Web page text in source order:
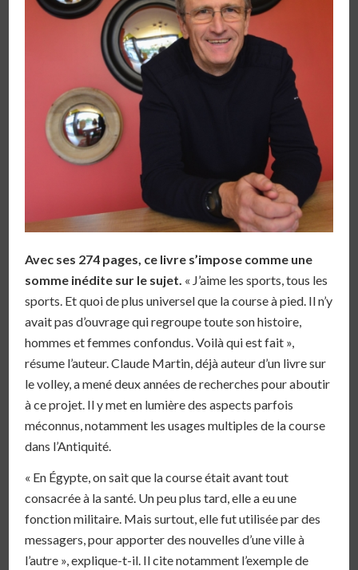
Avec ses 274 pages, ce livre s’impose comme une
somme inédite sur le sujet. « J’aime les sports, tous les
sports. Et quoi de plus universel que la course à pied. Il n’y
avait pas d’ouvrage qui regroupe toute son histoire,
hommes et femmes confondus. Voilà qui est fait »,
résume l’auteur. Claude Martin, déjà auteur d’un livre sur
le volley, a mené deux années de recherches pour aboutir
à ce projet. Il y met en lumière des aspects parfois
méconnus, notamment les usages multiples de la course
dans l’Antiquité.
« En Égypte, on sait que la course était avant tout
consacrée à la santé. Un peu plus tard, elle a eu une
fonction militaire. Mais surtout, elle fut utilisée par des
messagers, pour apporter des nouvelles d’une ville à
l’autre », explique-t-il. Il cite notamment l’exemple de